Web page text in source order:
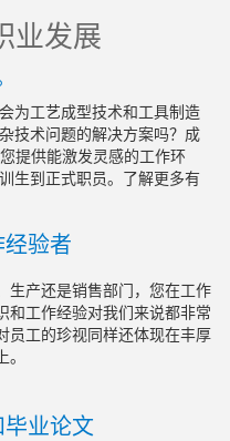
业发展
为工艺成型技术和工具制造
技术问题的解决方案吗？成
提供能激发灵感的工作环
生到正式职员。了解更多有
验者
生产还是销售部门，您在工作
和工作经验对我们来说都非常
员工的珍视同样还体现在丰厚
业论文